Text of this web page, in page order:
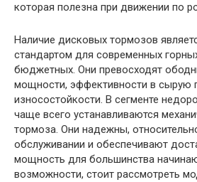
которая полезна при движении по
Наличие дисковых тормозов
стандартом для современных
бюджетных. Они превосходят
мощности, эффективности в сырую
износостойкости. В сегменте
чаще всего устанавливаются
тормоза. Они надежны,
обслуживании и обеспечивают
мощность для большинства
возможности, стоит рассмотреть